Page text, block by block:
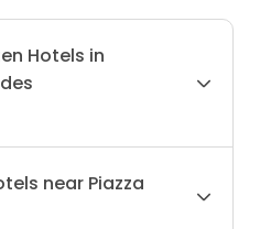
Hotels in
near Piazza